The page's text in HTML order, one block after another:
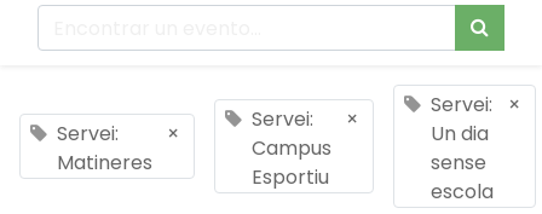
Servei:
Matineres
×
Servei:
Campus
Esportiu
×
Servei:
Un dia
sense
escola
×